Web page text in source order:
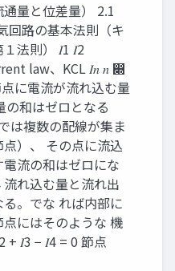
量と位差量） 2.1
回路の基本法則（キ
法則） 𝐼1 𝐼2
law、KCL 𝐼𝑛 𝑛 ෍
点に電流が流れ込む量
の和はゼロとなる
は複数の配線が集ま
）、 その点に流込
流の和はゼロにな
流れ込む量と流れ出
。でな れば内部に
にはそのような 機
+ 𝐼3 − 𝐼4 = 0 節点